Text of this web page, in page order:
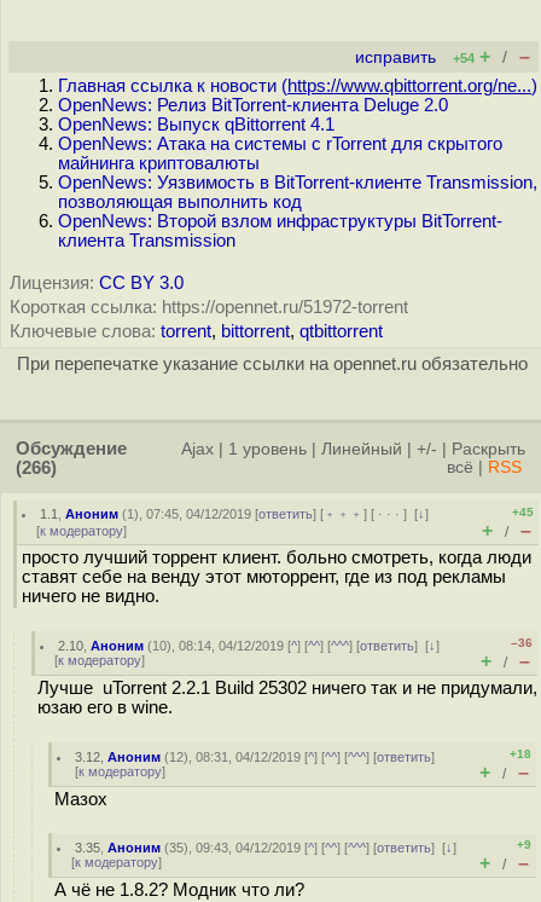
исправить +54 + / –
Главная ссылка к новости (https://www.qbittorrent.org/ne...)
OpenNews: Релиз BitTorrent-клиента Deluge 2.0
OpenNews: Выпуск qBittorrent 4.1
OpenNews: Атака на системы с rTorrent для скрытого
майнинга криптовалюты
OpenNews: Уязвимость в BitTorrent-клиенте Transmission,
позволяющая выполнить код
OpenNews: Второй взлом инфраструктуры BitTorrent-
клиента Transmission
Лицензия: CC BY 3.0
Короткая ссылка: https://opennet.ru/51972-torrent
Ключевые слова: torrent, bittorrent, qtbittorrent
При перепечатке указание ссылки на opennet.ru обязательно
Обсуждение
(266)
Ajax 1 уровень Линейный +/-
Раскрыть
всё
RSS
1.1 ,Аноним (1), 07:45, 04/12/2019 [ответить] [ ﹢﹢﹢] [ · · ·][↓]
[к модератору]
+45
+ / –
просто лучший торрент клиент. больно смотреть, когда люди
ставят себе на венду этот мюторрент, где из под рекламы
ничего не видно.
2.10 ,Аноним (10), 08:14, 04/12/2019 [^] [^^] [^^^] [ответить][↓]
[к модератору]
–36
+ / –
Лучше uTorrent 2.2.1 Build 25302 ничего так и не придумали,
юзаю его в wine.
3.12 ,Аноним (12), 08:31, 04/12/2019 [^] [^^] [^^^] [ответить]
[к модератору]
+18
+ / –
Мазох
3.35 ,Аноним (35), 09:43, 04/12/2019 [^] [^^] [^^^] [ответить][↓]
[к модератору]
+9
+ / –
А чё не 1.8.2? Модник что ли?